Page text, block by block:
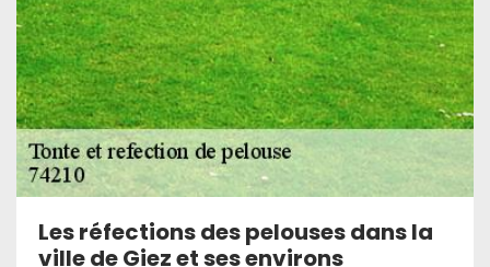
Les réfections des pelouses dans la
ville de Giez et ses environs